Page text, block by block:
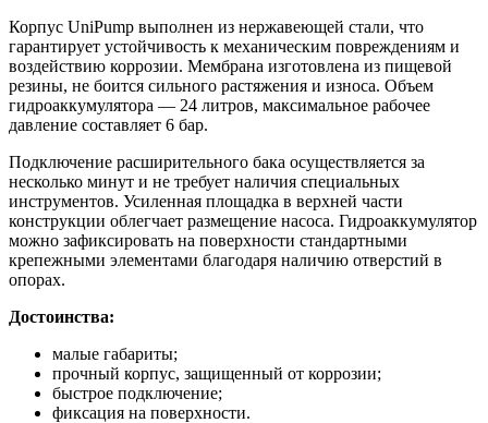
Корпус UniPump выполнен из нержавеющей стали, что
гарантирует устойчивость к механическим повреждениям и
воздействию коррозии. Мембрана изготовлена из пищевой
резины, не боится сильного растяжения и износа. Объем
гидроаккумулятора — 24 литров, максимальное рабочее
давление составляет 6 бар.
Подключение расширительного бака осуществляется за
несколько минут и не требует наличия специальных
инструментов. Усиленная площадка в верхней части
конструкции облегчает размещение насоса. Гидроаккумулятор
можно зафиксировать на поверхности стандартными
крепежными элементами благодаря наличию отверстий в
опорах.
Достоинства:
малые габариты;
прочный корпус, защищенный от коррозии;
быстрое подключение;
фиксация на поверхности.